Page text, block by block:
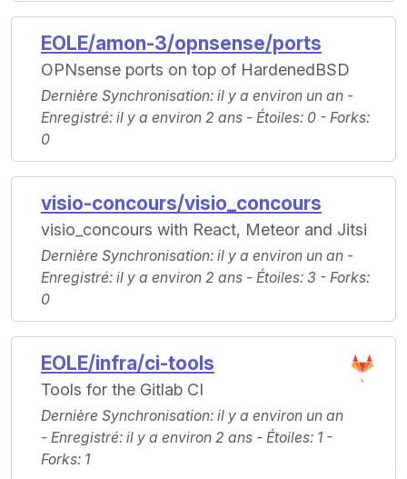
EOLE/amon-3/opnsense/ports
OPNsense ports on top of HardenedBSD
Dernière Synchronisation: il y a environ un an -
Enregistré: il y a environ 2 ans - Étoiles: 0 - Forks:
0
visio-concours/visio_concours
visio_concours with React, Meteor and Jitsi
Dernière Synchronisation: il y a environ un an -
Enregistré: il y a environ 2 ans - Étoiles: 3 - Forks:
0
EOLE/infra/ci-tools
Tools for the Gitlab CI
Dernière Synchronisation: il y a environ un an
- Enregistré: il y a environ 2 ans - Étoiles: 1 -
Forks: 1